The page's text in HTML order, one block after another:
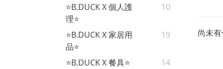
⭐B.DUCK X 個人護
理⭐
10
⭐B.DUCK X 家居用
品⭐
19
⭐B.DUCK X 餐具⭐
14
尚未